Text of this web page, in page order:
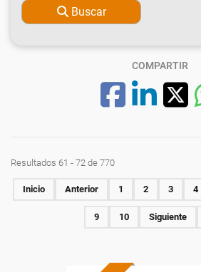
Buscar
COMPARTIR
Resultados 61 - 72 de 770
Inicio Anterior 1 2 3 4
9 10 Siguiente